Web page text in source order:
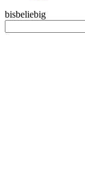
bisbeliebig